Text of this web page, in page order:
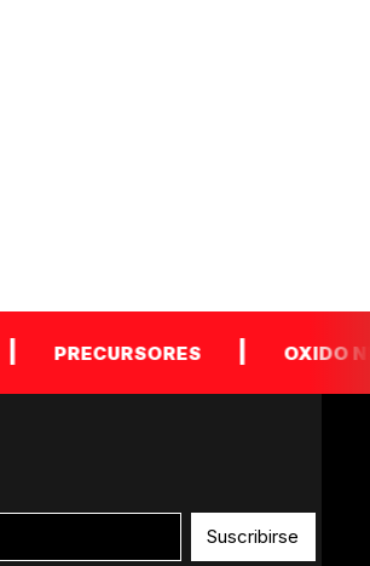
PRECURSORES | OXIDO
Suscribirse